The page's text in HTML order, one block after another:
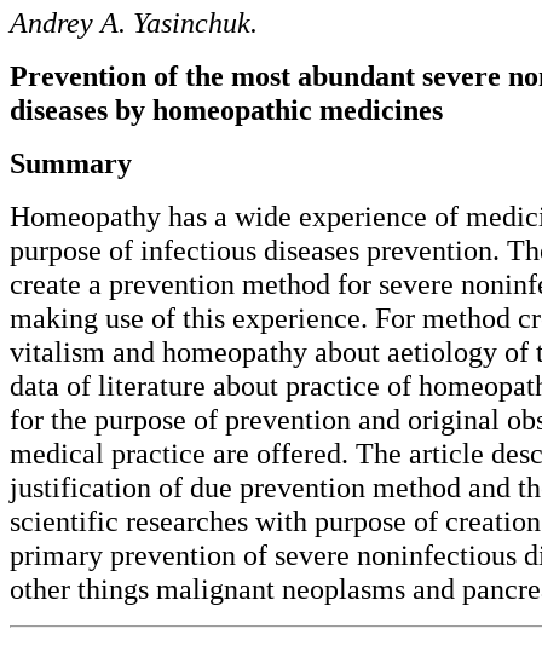
Andrey A. Yasinchuk.
Prevention of the most abundant severe
diseases by homeopathic medicines
Summary
Homeopathy has a wide experience of
purpose of infectious diseases prevention.
create a prevention method for severe
making use of this experience. For method
vitalism and homeopathy about aetiology of
data of literature about practice of
for the purpose of prevention and original
medical practice are offered. The article
justification of due prevention method and
scientific researches with purpose of
primary prevention of severe noninfectious
other things malignant neoplasms and